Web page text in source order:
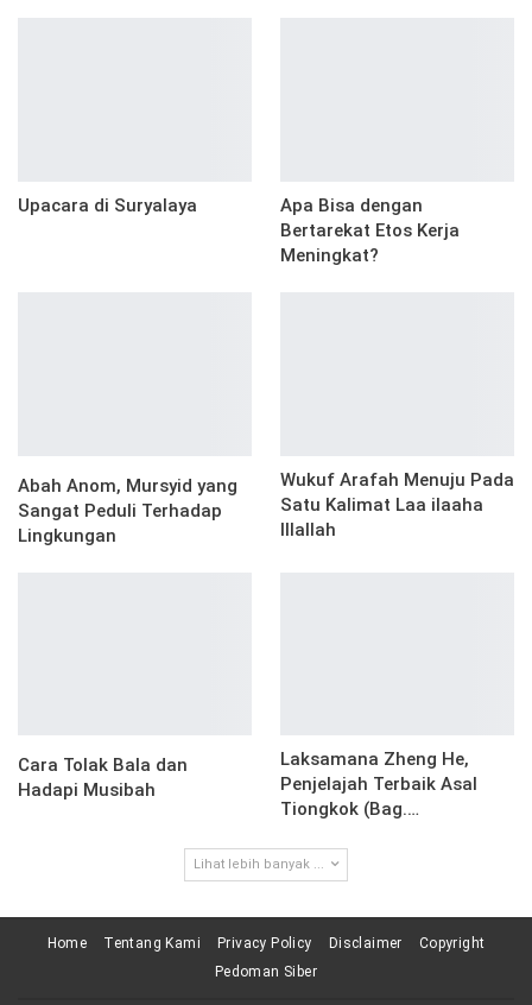
Upacara di Suryalaya
Apa Bisa dengan
Bertarekat Etos Kerja
Meningkat?
Abah Anom, Mursyid yang
Sangat Peduli Terhadap
Lingkungan
Wukuf Arafah Menuju Pada
Satu Kalimat Laa ilaaha
Illallah
Cara Tolak Bala dan
Hadapi Musibah
Laksamana Zheng He,
Penjelajah Terbaik Asal
Tiongkok (Bag.…
Lihat lebih banyak ...
Home Tentang Kami Privacy Policy Disclaimer
Copyright
Pedoman Siber